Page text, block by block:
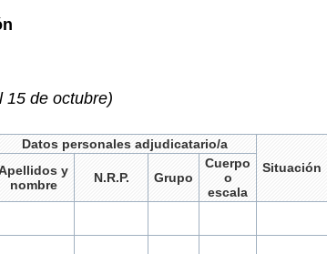
15 de octubre)
Datos personales adjudicatario/a
Situación
y
nombre
N.R.P. Grupo
Cuerpo
o
escala